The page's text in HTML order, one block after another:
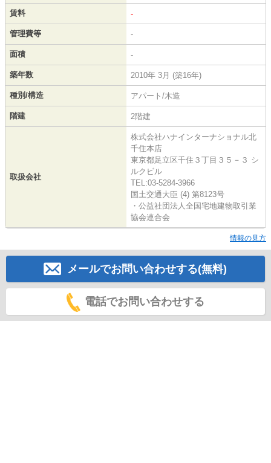
賃料 -
管理費等 -
面積 -
築年数 2010年 3月 (築16年)
種別/構造 アパート/木造
階建 2階建
取扱会社
株式会社ハナインターナショナル北
千住本店
東京都足立区千住３丁目３５－３ シ
ルクビル
TEL:03-5284-3966
国土交通大臣 (4) 第8123号
・公益社団法人全国宅地建物取引業
協会連合会
情報の見方
メールでお問い合わせする(無料)
電話でお問い合わせする